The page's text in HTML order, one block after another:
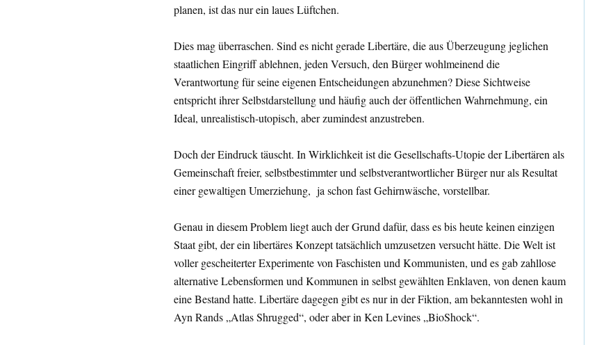
planen, ist das nur ein laues Lüftchen.
Dies mag überraschen. Sind es nicht gerade Libertäre, die aus Überzeugung jeglichen
staatlichen Eingriff ablehnen, jeden Versuch, den Bürger wohlmeinend die
Verantwortung für seine eigenen Entscheidungen abzunehmen? Diese Sichtweise
entspricht ihrer Selbstdarstellung und häufig auch der öffentlichen Wahrnehmung, ein
Ideal, unrealistisch-utopisch, aber zumindest anzustreben.
Doch der Eindruck täuscht. In Wirklichkeit ist die Gesellschafts-Utopie der Libertären als
Gemeinschaft freier, selbstbestimmter und selbstverantwortlicher Bürger nur als Resultat
einer gewaltigen Umerziehung, ja schon fast Gehirnwäsche, vorstellbar.
Genau in diesem Problem liegt auch der Grund dafür, dass es bis heute keinen einzigen
Staat gibt, der ein libertäres Konzept tatsächlich umzusetzen versucht hätte. Die Welt ist
voller gescheiterter Experimente von Faschisten und Kommunisten, und es gab zahllose
alternative Lebensformen und Kommunen in selbst gewählten Enklaven, von denen kaum
eine Bestand hatte. Libertäre dagegen gibt es nur in der Fiktion, am bekanntesten wohl in
Ayn Rands „Atlas Shrugged“, oder aber in Ken Levines „BioShock“.